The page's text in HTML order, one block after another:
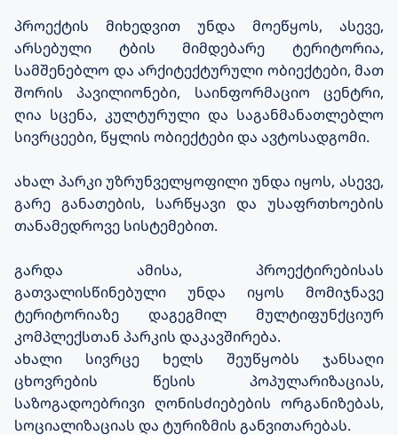
პროექტის მიხედვით უნდა მოეწყოს, ასევე,
არსებული ტბის მიმდებარე ტერიტორია,
სამშენებლო და არქიტექტურული ობიექტები, მათ
შორის პავილიონები, საინფორმაციო ცენტრი,
ღია სცენა, კულტურული და საგანმანათლებლო
სივრცეები, წყლის ობიექტები და ავტოსადგომი.
ახალ პარკი უზრუნველყოფილი უნდა იყოს, ასევე,
გარე განათების, სარწყავი და უსაფრთხოების
თანამედროვე სისტემებით.
გარდა ამისა, პროექტირებისას
გათვალისწინებული უნდა იყოს მომიჯნავე
ტერიტორიაზე დაგეგმილ მულტიფუნქციურ
კომპლექსთან პარკის დაკავშირება.
ახალი სივრცე ხელს შეუწყობს ჯანსაღი
ცხოვრების წესის პოპულარიზაციას,
საზოგადოებრივი ღონისძიებების ორგანიზებას,
სოციალიზაციას და ტურიზმის განვითარებას.